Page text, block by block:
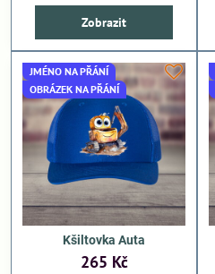
Zobrazit
JMÉNO NA PŘÁNÍ
OBRÁZEK NA PŘÁNÍ
Kšiltovka Auta
265 Kč